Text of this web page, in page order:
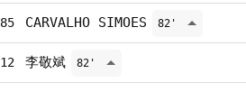
85 CARVALHO SIMOES 82'
12 李敬斌 82'